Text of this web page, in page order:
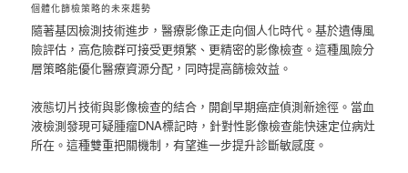
個體化篩檢策略的未來趨勢
隨著基因檢測技術進步，醫療影像正走向個人化時代。基於遺傳風
險評估，高危險群可接受更頻繁、更精密的影像檢查。這種風險分
層策略能優化醫療資源分配，同時提高篩檢效益。
液態切片技術與影像檢查的結合，開創早期癌症偵測新途徑。當血
液檢測發現可疑腫瘤DNA標記時，針對性影像檢查能快速定位病灶
所在。這種雙重把關機制，有望進一步提升診斷敏感度。